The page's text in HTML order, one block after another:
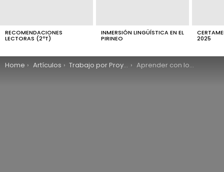
RECOMENDACIONES
LECTORAS (2ºT)
INMERSIÓN LINGÜÍSTICA EN EL
PIRINEO 2025
You are here:
Home Artículos Trabajo por Proyectos Aprender con los libros de trajes del Renacimiento